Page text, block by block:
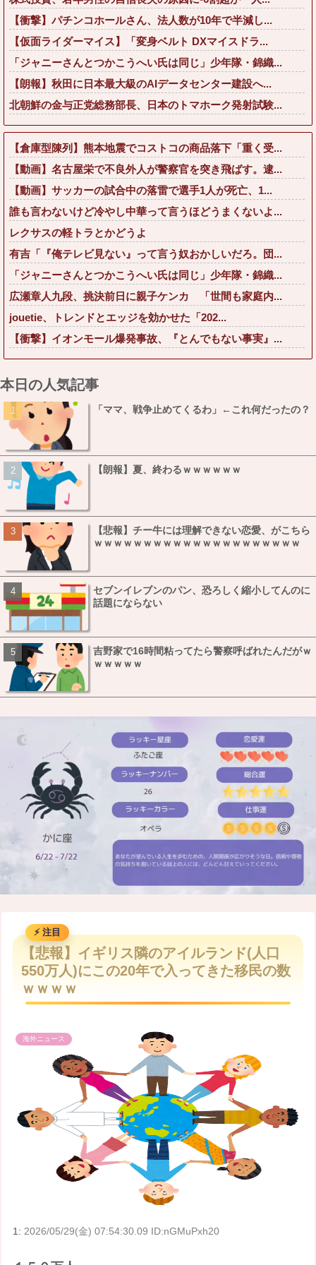
【衝撃】パチンコホールさん、法人数が10年で半減し...
【仮面ライダーマイス】「変身ベルト DXマイスドラ...
「ジャニーさんとつかこうへい氏は同じ」少年隊・錦織...
【朗報】秋田に日本最大級のAIデータセンター建設へ...
北朝鮮の金与正党総務部長、日本のトマホーク発射試験...
【倉庫型陳列】熊本地震でコストコの商品落下「重く受...
【動画】名古屋栄で不良外人が警察官を突き飛ばす。逮...
【動画】サッカーの試合中の落雷で選手1人が死亡、1...
誰も言わないけど冷やし中華って言うほどうまくないよ...
レクサスの軽トラとかどうよ
有吉「『俺テレビ見ない』って言う奴おかしいだろ。団...
「ジャニーさんとつかこうへい氏は同じ」少年隊・錦織...
広瀬章人九段、挑決前日に親子ケンカ 「世間も家庭内...
jouetie、トレンドとエッジを効かせた「202...
【衝撃】イオンモール爆発事故、『とんでもない事実』...
本日の人気記事
「ママ、戦争止めてくるわ」←これ何だったの？
【朗報】夏、終わるｗｗｗｗｗｗ
【悲報】チー牛には理解できない恋愛、がこちら
ｗｗｗｗｗｗｗｗｗｗｗｗｗｗｗｗｗｗｗｗｗ
セブンイレブンのパン、恐ろしく縮小してんのに
話題にならない
吉野家で16時間粘ってたら警察呼ばれたんだがｗ
ｗｗｗｗｗ
M
t
e
【悲報】イギリス隣のアイルランド(人口
550万人)にこの20年で入ってきた移民の数
ｗｗｗｗ
海外ニュース
1: 2026/05/29(金) 07:54:30.09 ID:nGMuPxh20